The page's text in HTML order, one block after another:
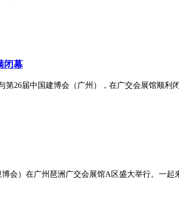
闭幕
26届中国建博会（广州），在广交会展馆顺利
会）在广州琶洲广交会展馆A区盛大举行。一起